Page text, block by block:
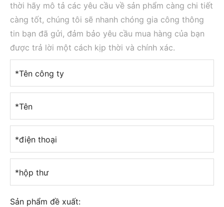
thời hãy mô tả các yêu cầu về sản phẩm càng chi tiết
càng tốt, chúng tôi sẽ nhanh chóng gia công thông
tin bạn đã gửi, đảm bảo yêu cầu mua hàng của bạn
được trả lời một cách kịp thời và chính xác.
*Tên công ty
*Tên
*điện thoại
*hộp thư
Sản phẩm đề xuất: